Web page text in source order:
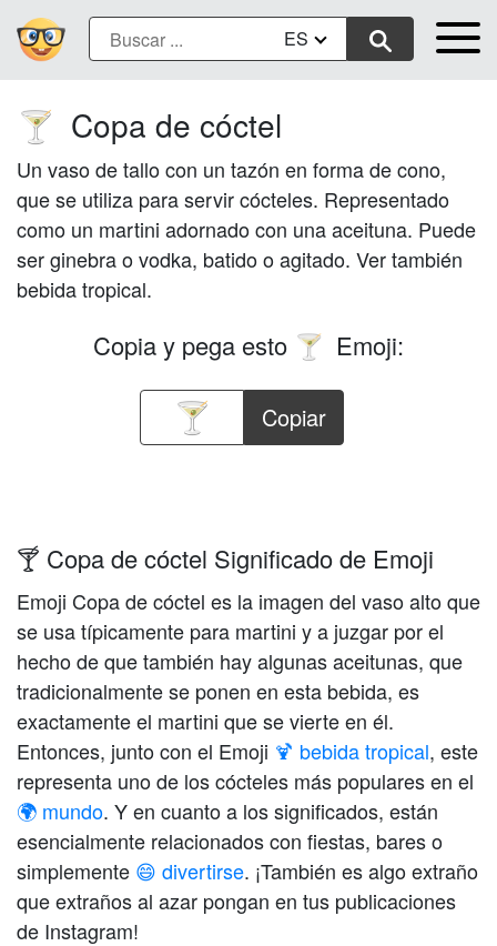
ES
🍸 Copa de cóctel
Un vaso de tallo con un tazón en forma de cono,
que se utiliza para servir cócteles. Representado
como un martini adornado con una aceituna. Puede
ser ginebra o vodka, batido o agitado. Ver también
bebida tropical.
Copia y pega esto 🍸 Emoji:
Copiar
🍸 Copa de cóctel Significado de Emoji
Emoji Copa de cóctel es la imagen del vaso alto que
se usa típicamente para martini y a juzgar por el
hecho de que también hay algunas aceitunas, que
tradicionalmente se ponen en esta bebida, es
exactamente el martini que se vierte en él.
Entonces, junto con el Emoji 🍹 bebida tropical, este
representa uno de los cócteles más populares en el
🌍 mundo. Y en cuanto a los significados, están
esencialmente relacionados con fiestas, bares o
simplemente 😄 divertirse. ¡También es algo extraño
que extraños al azar pongan en tus publicaciones
de Instagram!